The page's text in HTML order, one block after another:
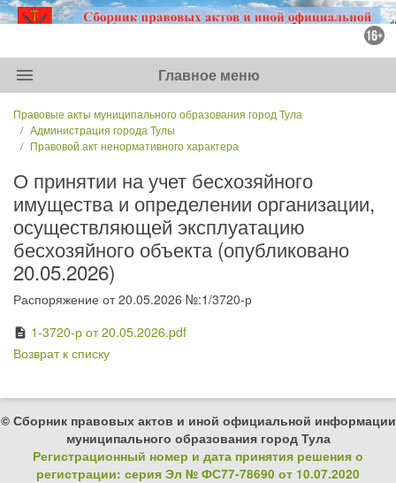
menu Главное меню
Правовые акты муниципального образования город Тула
Администрация города Тулы
Правовой акт ненормативного характера
О принятии на учет бесхозяйного
имущества и определении организации,
осуществляющей эксплуатацию
бесхозяйного объекта (опубликовано
20.05.2026)
Распоряжение от 20.05.2026 №:1/3720-р
description 1-3720-р от 20.05.2026.pdf
Возврат к списку
© Сборник правовых актов и иной официальной информации
муниципального образования город Тула
Регистрационный номер и дата принятия решения о
регистрации: серия Эл № ФС77-78690 от 10.07.2020